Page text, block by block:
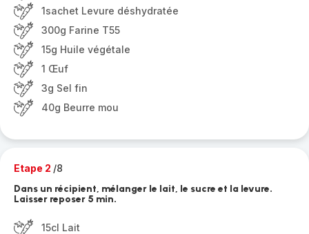
1sachet Levure déshydratée
300g Farine T55
15g Huile végétale
1 Œuf
3g Sel fin
40g Beurre mou
Etape 2 /8
Dans un récipient, mélanger le lait, le sucre et la levure.
Laisser reposer 5 min.
15cl Lait